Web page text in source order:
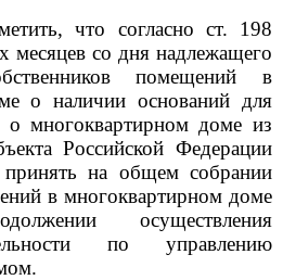
что согласно ст. 198
со дня надлежащего
помещений в
о наличии оснований для
о многоквартирном доме из
Российской Федерации
принять на общем собрании
в многоквартирном доме
осуществления
по управлению